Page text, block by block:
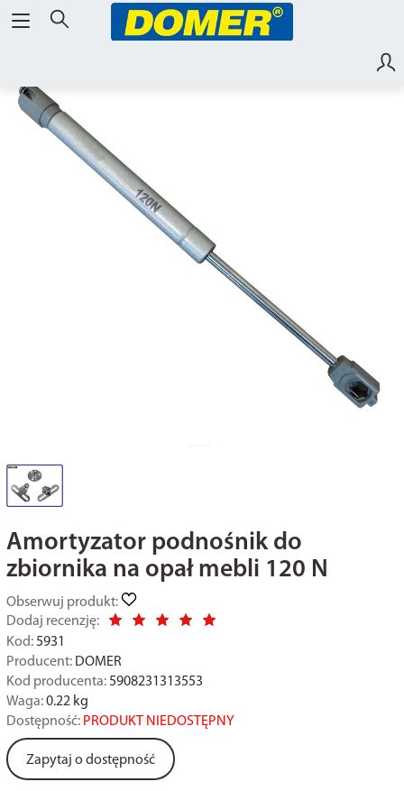
Amortyzator podnośnik do
zbiornika na opał mebli 120 N
Obserwuj produkt:
Dodaj recenzję:
Kod: 5931
Producent: DOMER
Kod producenta: 5908231313553
Waga: 0.22kg
Dostępność: PRODUKT NIEDOSTĘPNY
Zapytaj o dostępność